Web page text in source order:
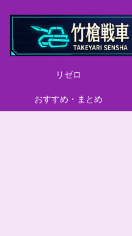
リゼロ
おすすめ・まとめ